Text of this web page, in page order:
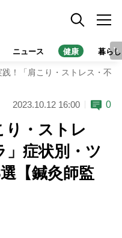
ニュース 健康 暮らし
践！「肩こり・ストレス・不
2023.10.12 16:00 0
り・ストレ
」症状別・ツ
【鍼灸師監